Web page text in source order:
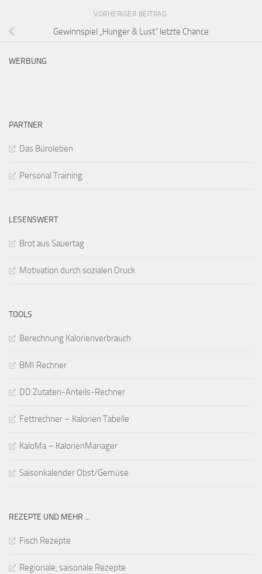
VORHERIGER BEITRAG
Gewinnspiel „Hunger & Lust“ letzte Chance
WERBUNG
PARTNER
Das Büroleben
Personal Training
LESENSWERT
Brot aus Sauertag
Motivation durch sozialen Druck
TOOLS
Berechnung Kalorienverbrauch
BMI Rechner
DD Zutaten-Anteils-Rechner
Fettrechner – Kalorien Tabelle
KaloMa – KalorienManager
Saisonkalender Obst/Gemüse
REZEPTE UND MEHR ...
Fisch Rezepte
Regionale, saisonale Rezepte